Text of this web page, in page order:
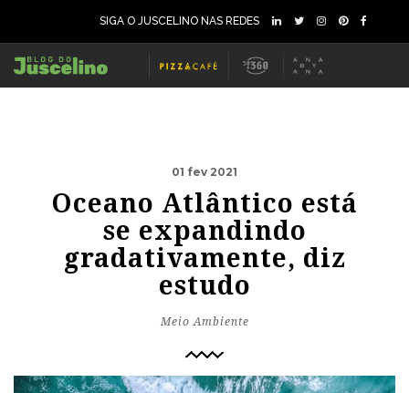
SIGA O JUSCELINO NAS REDES
01 fev 2021
Oceano Atlântico está
se expandindo
gradativamente, diz
estudo
Meio Ambiente